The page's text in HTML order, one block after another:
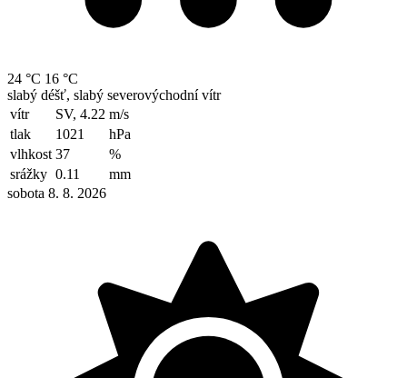
24 °C 16 °C
slabý déšť, slabý severovýchodní vítr
vítr
SV, 4.22 m/s
tlak
1021
hPa
vlhkost 37
%
srážky 0.11
mm
sobota 8. 8. 2026